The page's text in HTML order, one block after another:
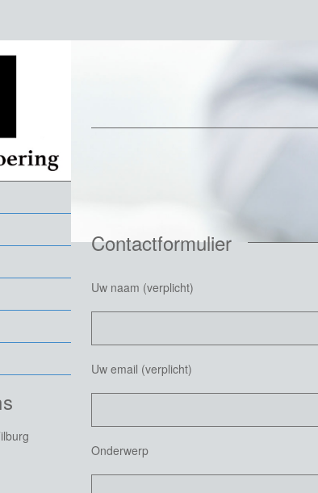
Contactformulier
Uw naam (verplicht)
Uw email (verplicht)
Onderwerp